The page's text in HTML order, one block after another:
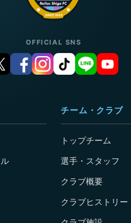
OFFICIAL SNS
チーム・クラブ
トップチーム
選手・スタッフ
クラブ概要
クラブヒストリー